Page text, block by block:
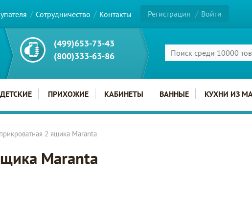
Сотрудничество Контакты Регистрация Войти
(499)653-73-43
(800)333-63-86
ДЕТСКИЕ ПРИХОЖИЕ КАБИНЕТЫ ВАННЫЕ КУХНИ ИЗ
2 ящика Maranta
Maranta